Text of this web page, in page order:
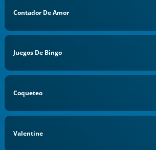
Contador De Amor
Juegos De Bingo
Coqueteo
Valentine